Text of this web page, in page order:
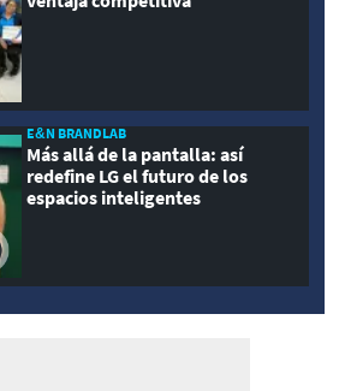
E&N BRANDLAB
Más allá de la pantalla: así
redefine LG el futuro de los
espacios inteligentes